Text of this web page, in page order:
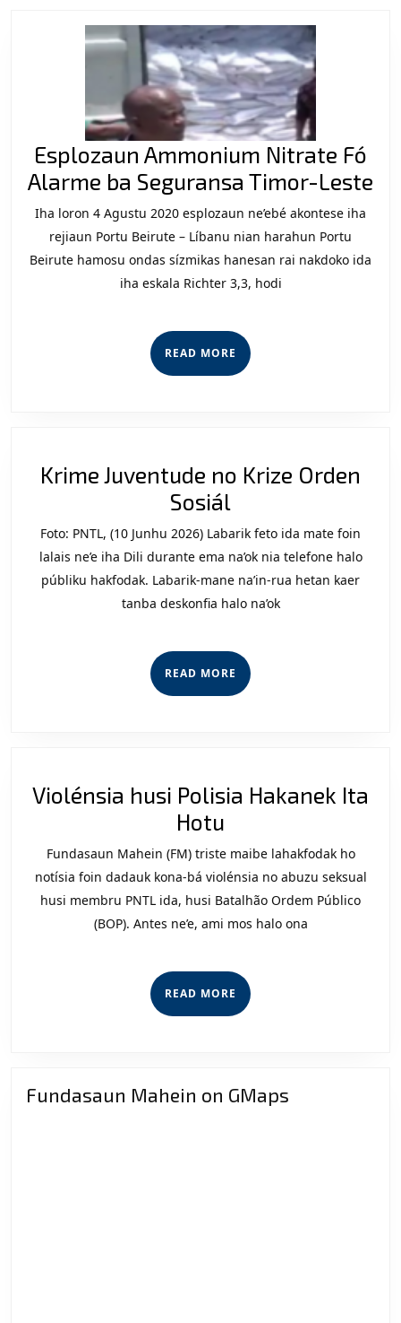
Esplozaun Ammonium Nitrate Fó
Alarme ba Seguransa Timor-Leste
Iha loron 4 Agustu 2020 esplozaun ne’ebé akontese iha
rejiaun Portu Beirute – Líbanu nian harahun Portu
Beirute hamosu ondas sízmikas hanesan rai nakdoko ida
iha eskala Richter 3,3, hodi
READ MORE READ
MORE
Krime Juventude no Krize Orden
Sosiál
Juventude
no
Krize
Orden
Foto: PNTL, (10 Junhu 2026) Labarik feto ida mate foin
lalais ne’e iha Dili durante ema na’ok nia telefone halo
públiku hakfodak. Labarik-mane na’in-rua hetan kaer
tanba deskonfia halo na’ok
READ MORE READ
MORE
Violénsia husi Polisia Hakanek Ita
Hotu
husi
Polisia
Hakanek
Ita
Fundasaun Mahein (FM) triste maibe lahakfodak ho
notísia foin dadauk kona-bá violénsia no abuzu seksual
husi membru PNTL ida, husi Batalhão Ordem Público
(BOP). Antes ne’e, ami mos halo ona
READ MORE READ
MORE
Fundasaun Mahein on GMaps